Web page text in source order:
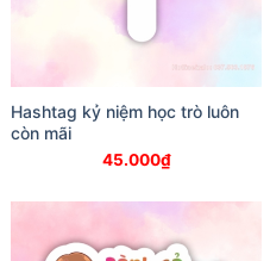
Hashtag kỷ niệm học trò luôn
còn mãi
45.000₫